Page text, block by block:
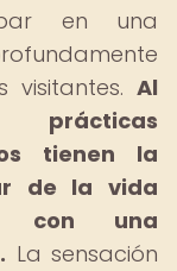
en una
Al
tienen la
de la vida
con una
La sensación